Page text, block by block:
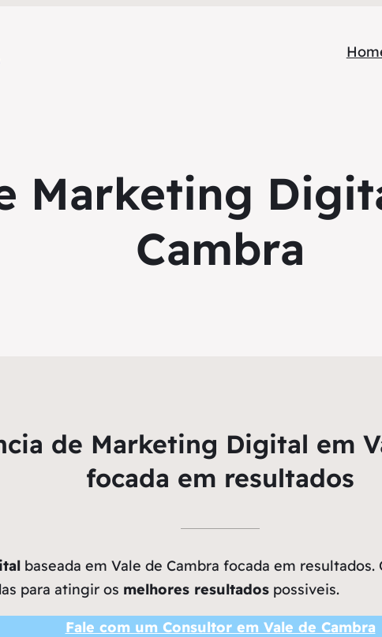
Marketing
Cambra
de Marketing Digital em
focada em resultados
baseada em Vale de Cambra focada em
para atingir os melhores resultadospossiveis.
Fale com um Consultor em Vale de Cambra